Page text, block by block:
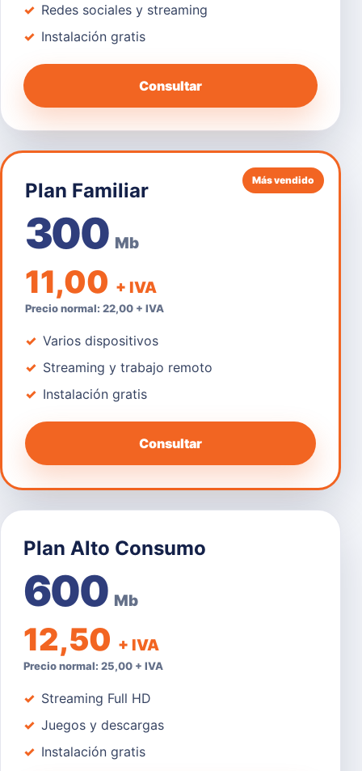
Redes sociales y streaming
Instalación gratis
Consultar
Más vendido
Plan Familiar
300 Mb
11,00 + IVA
Precio normal: 22,00 + IVA
Varios dispositivos
Streaming y trabajo remoto
Instalación gratis
Consultar
Plan Alto Consumo
600 Mb
12,50 + IVA
Precio normal: 25,00 + IVA
Streaming Full HD
Juegos y descargas
Instalación gratis